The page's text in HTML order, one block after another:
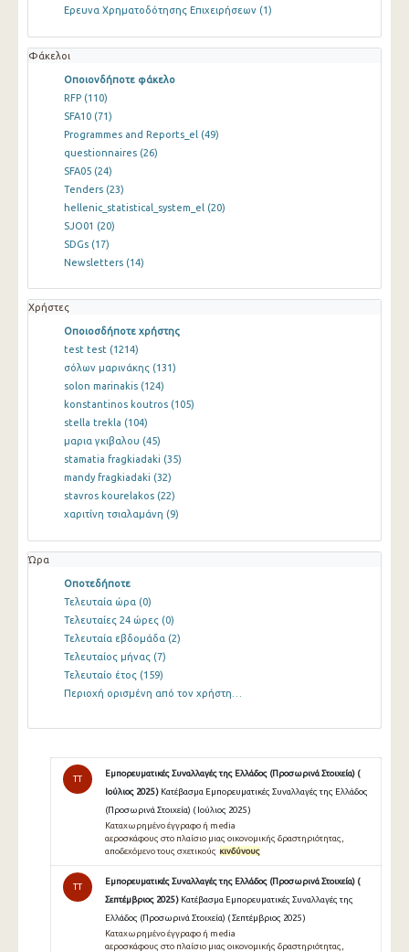
Ερευνα Χρηματοδότησης Επιχειρήσεων (1)
Φάκελοι
Οποιονδήποτε φάκελο
RFP (110)
SFA10 (71)
Programmes and Reports_el (49)
questionnaires (26)
SFA05 (24)
Tenders (23)
hellenic_statistical_system_el (20)
SJO01 (20)
SDGs (17)
Newsletters (14)
Χρήστες
Οποιοσδήποτε χρήστης
test test (1214)
σόλων μαρινάκης (131)
solon marinakis (124)
konstantinos koutros (105)
stella trekla (104)
μαρια γκιβαλου (45)
stamatia fragkiadaki (35)
mandy fragkiadaki (32)
stavros kourelakos (22)
χαριτίνη τσιαλαμάνη (9)
Ώρα
Οποτεδήποτε
Τελευταία ώρα (0)
Τελευταίες 24 ώρες (0)
Τελευταία εβδομάδα (2)
Τελευταίος μήνας (7)
Τελευταίο έτος (159)
Περιοχή ορισμένη από τον χρήστη…
TT
Εμπορευματικές Συναλλαγές της Ελλάδος (Προσωρινά Στοιχεία) (
Ιούλιος 2025 ) Κατέβασμα Εμπορευματικές Συναλλαγές της Ελλάδος
(Προσωρινά Στοιχεία) ( Ιούλιος 2025 )
Καταχωρημένο έγγραφο ή media
αεροσκάφους στο πλαίσιο μιας οικονομικής δραστηριότητας,
αποδεχόμενο τους σχετικούς κινδύνους
TT
Εμπορευματικές Συναλλαγές της Ελλάδος (Προσωρινά Στοιχεία) (
Σεπτέμβριος 2025 ) Κατέβασμα Εμπορευματικές Συναλλαγές της
Ελλάδος (Προσωρινά Στοιχεία) ( Σεπτέμβριος 2025 )
Καταχωρημένο έγγραφο ή media
αεροσκάφους στο πλαίσιο μιας οικονομικής δραστηριότητας,